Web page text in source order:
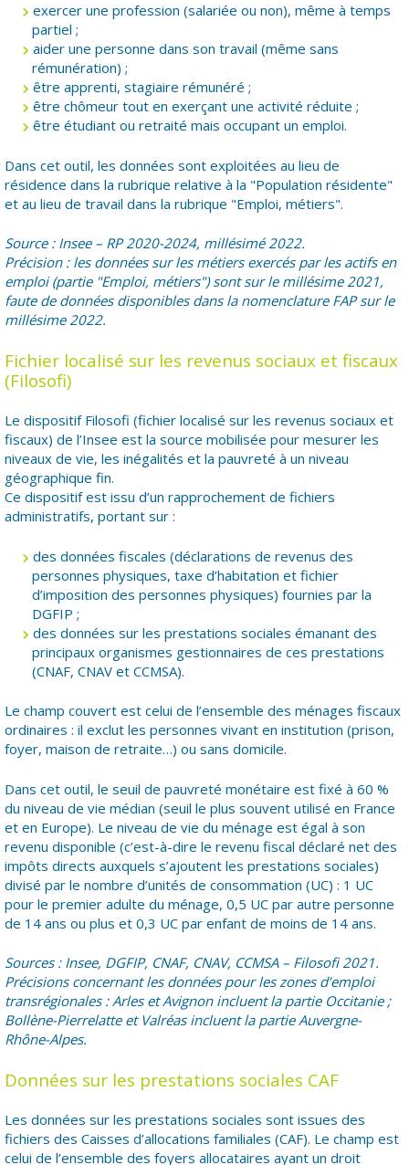
exercer une profession (salariée ou non), même à temps
partiel ;
aider une personne dans son travail (même sans
rémunération) ;
être apprenti, stagiaire rémunéré ;
être chômeur tout en exerçant une activité réduite ;
être étudiant ou retraité mais occupant un emploi.
Dans cet outil, les données sont exploitées au lieu de
résidence dans la rubrique relative à la "Population résidente"
et au lieu de travail dans la rubrique "Emploi, métiers".
Source : Insee – RP 2020-2024, millésimé 2022.
Précision : les données sur les métiers exercés par les actifs en
emploi (partie "Emploi, métiers") sont sur le millésime 2021,
faute de données disponibles dans la nomenclature FAP sur le
millésime 2022.
Fichier localisé sur les revenus sociaux et fiscaux
(Filosofi)
Le dispositif Filosofi (fichier localisé sur les revenus sociaux et
fiscaux) de l’Insee est la source mobilisée pour mesurer les
niveaux de vie, les inégalités et la pauvreté à un niveau
géographique fin.
Ce dispositif est issu d’un rapprochement de fichiers
administratifs, portant sur :
des données fiscales (déclarations de revenus des
personnes physiques, taxe d’habitation et fichier
d’imposition des personnes physiques) fournies par la
DGFIP ;
des données sur les prestations sociales émanant des
principaux organismes gestionnaires de ces prestations
(CNAF, CNAV et CCMSA).
Le champ couvert est celui de l’ensemble des ménages fiscaux
ordinaires : il exclut les personnes vivant en institution (prison,
foyer, maison de retraite…) ou sans domicile.
Dans cet outil, le seuil de pauvreté monétaire est fixé à 60 %
du niveau de vie médian (seuil le plus souvent utilisé en France
et en Europe). Le niveau de vie du ménage est égal à son
revenu disponible (c’est-à-dire le revenu fiscal déclaré net des
impôts directs auxquels s’ajoutent les prestations sociales)
divisé par le nombre d’unités de consommation (UC) : 1 UC
pour le premier adulte du ménage, 0,5 UC par autre personne
de 14 ans ou plus et 0,3 UC par enfant de moins de 14 ans.
Sources : Insee, DGFIP, CNAF, CNAV, CCMSA – Filosofi 2021.
Précisions concernant les données pour les zones d’emploi
transrégionales : Arles et Avignon incluent la partie Occitanie ;
Bollène-Pierrelatte et Valréas incluent la partie Auvergne-
Rhône-Alpes.
Données sur les prestations sociales CAF
Les données sur les prestations sociales sont issues des
fichiers des Caisses d’allocations familiales (CAF). Le champ est
celui de l’ensemble des foyers allocataires ayant un droit